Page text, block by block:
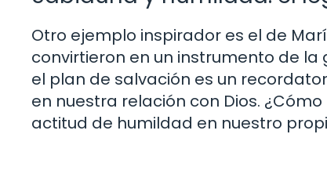
Otro ejemplo inspirador es el de
convirtieron en un instrumento de
el plan de salvación es un
en nuestra relación con Dios.
actitud de humildad en nuestro